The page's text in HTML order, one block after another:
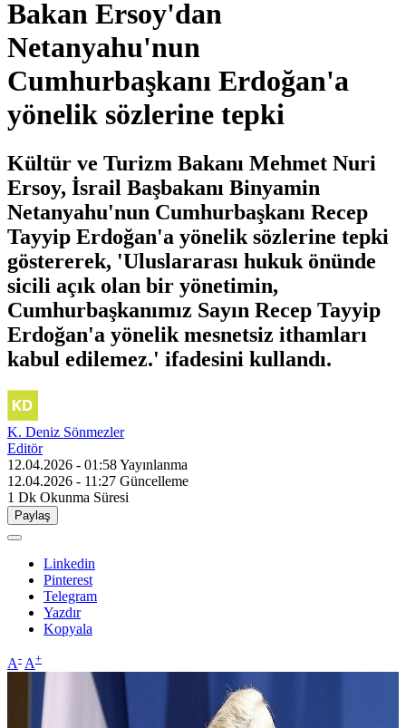
Bakan Ersoy'dan
Netanyahu'nun
Cumhurbaşkanı Erdoğan'a
yönelik sözlerine tepki
Kültür ve Turizm Bakanı Mehmet Nuri
Ersoy, İsrail Başbakanı Binyamin
Netanyahu'nun Cumhurbaşkanı Recep
Tayyip Erdoğan'a yönelik sözlerine tepki
göstererek, 'Uluslararası hukuk önünde
sicili açık olan bir yönetimin,
Cumhurbaşkanımız Sayın Recep Tayyip
Erdoğan'a yönelik mesnetsiz ithamları
kabul edilemez.' ifadesini kullandı.
K. Deniz Sönmezler
Editör
12.04.2026 - 01:58Yayınlanma
12.04.2026 - 11:27 Güncelleme
1 Dk Okunma Süresi
Paylaş
Linkedin
Pinterest
Telegram
Yazdır
Kopyala
A- A+